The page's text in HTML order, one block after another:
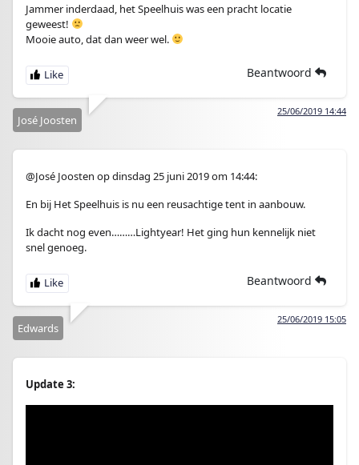
Jammer inderdaad, het Speelhuis was een pracht locatie
geweest!
Mooie auto, dat dan weer wel.
Beantwoord
25/06/2019 14:44
José Joosten
@José Joosten op dinsdag 25 juni 2019 om 14:44:
En bij Het Speelhuis is nu een reusachtige tent in aanbouw.
Ik dacht nog even………Lightyear! Het ging hun kennelijk niet
snel genoeg.
Beantwoord
25/06/2019 15:05
Edwards
Update 3: